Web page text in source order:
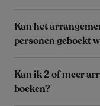
Kan het
personen geboekt
Kan ik 2 of meer
boeken?